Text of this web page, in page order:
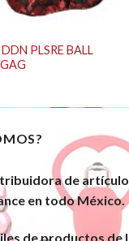
PLSRE BALL
GAG
de
en todo México.
de productos de